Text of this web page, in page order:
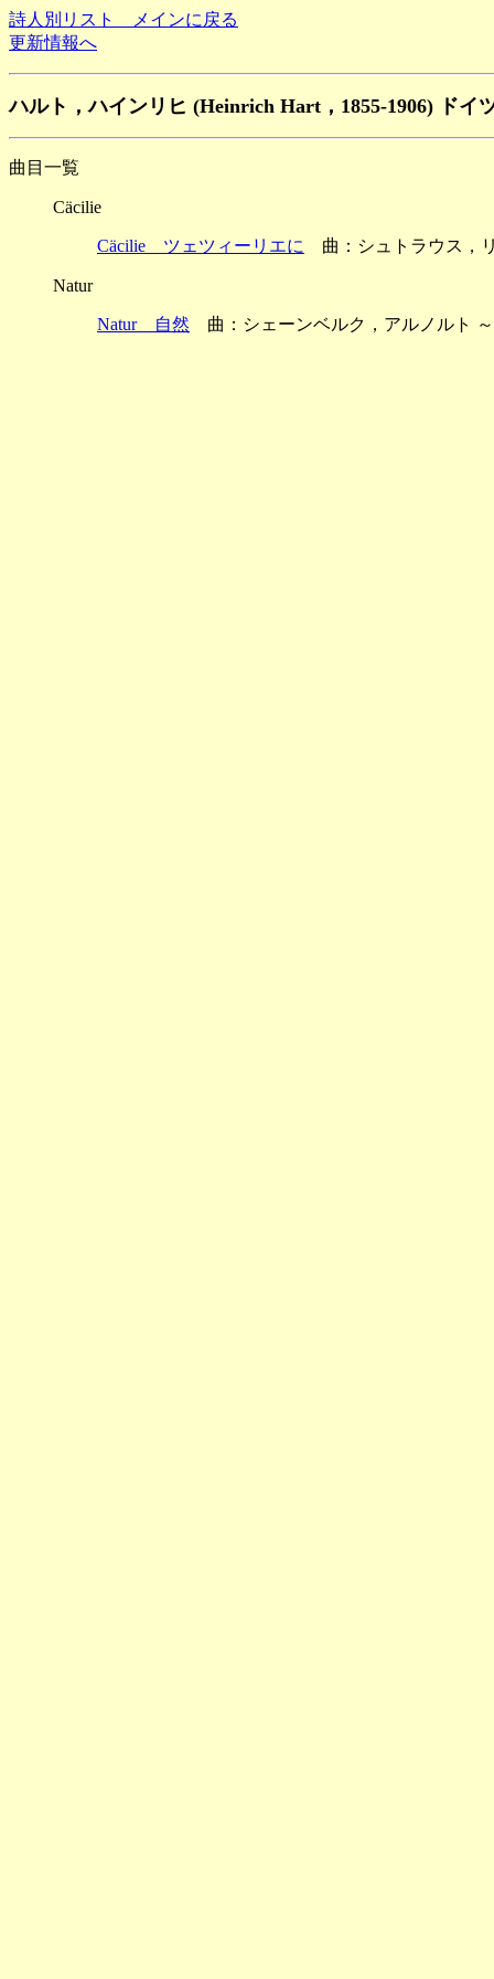
詩人別リスト メインに戻る
更新情報へ
ハルト，ハインリヒ (Heinrich Hart，1855-1906) ドイ
曲目一覧
Cäcilie
Cäcilie ツェツィーリエに 曲：シュトラウス，
Natur
Natur 自然 曲：シェーンベルク，アルノルト ～